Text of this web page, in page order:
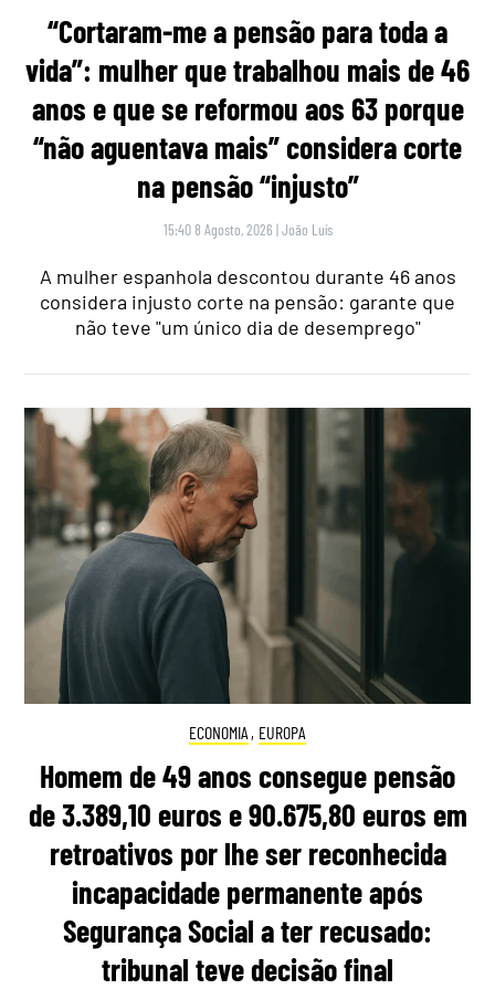
“Cortaram-me a pensão para toda a
vida”: mulher que trabalhou mais de 46
anos e que se reformou aos 63 porque
“não aguentava mais” considera corte
na pensão “injusto”
15:40 8 Agosto, 2026 |João Luís
A mulher espanhola descontou durante 46 anos
considera injusto corte na pensão: garante que
não teve "um único dia de desemprego"
ECONOMIA , EUROPA
Homem de 49 anos consegue pensão
de 3.389,10 euros e 90.675,80 euros em
retroativos por lhe ser reconhecida
incapacidade permanente após
Segurança Social a ter recusado:
tribunal teve decisão final